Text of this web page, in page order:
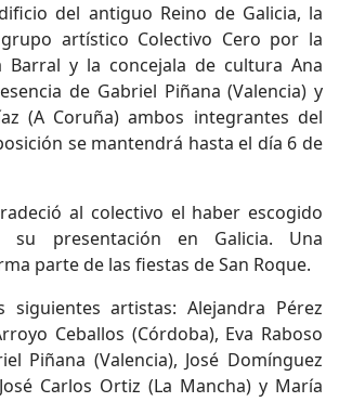
del antiguo Reino de Galicia, la
artístico Colectivo Cero por la
Barral y la concejala de cultura Ana
de Gabriel Piñana (Valencia) y
(A Coruña) ambos integrantes del
se mantendrá hasta el día 6 de
al colectivo el haber escogido
su presentación en Galicia. Una
parte de las fiestas de San Roque.
siguientes artistas: Alejandra Pérez
Ceballos (Córdoba), Eva Raboso
Piñana (Valencia), José Domínguez
Carlos Ortiz (La Mancha) y María